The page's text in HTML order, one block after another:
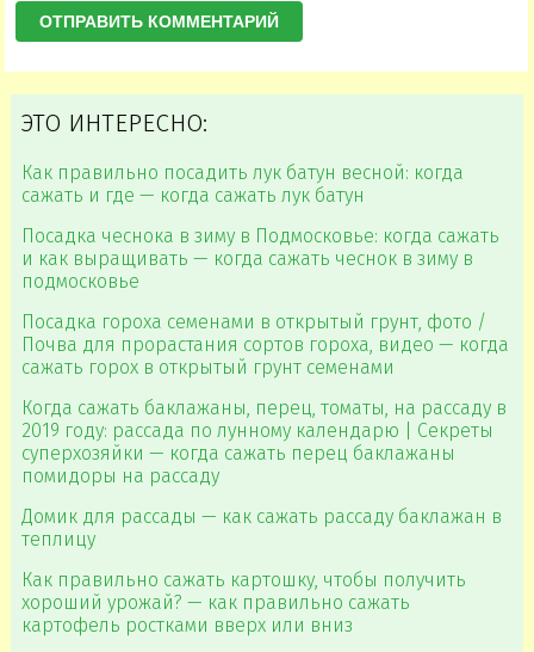
ЭТО ИНТЕРЕСНО:
Как правильно посадить лук батун весной: когда
сажать и где — когда сажать лук батун
Посадка чеснока в зиму в Подмосковье: когда сажать
и как выращивать — когда сажать чеснок в зиму в
подмосковье
Посадка гороха семенами в открытый грунт, фото /
Почва для прорастания сортов гороха, видео — когда
сажать горох в открытый грунт семенами
Когда сажать баклажаны, перец, томаты, на рассаду в
2019 году: рассада по лунному календарю | Секреты
суперхозяйки — когда сажать перец баклажаны
помидоры на рассаду
Домик для рассады — как сажать рассаду баклажан в
теплицу
Как правильно сажать картошку, чтобы получить
хороший урожай? — как правильно сажать
картофель ростками вверх или вниз